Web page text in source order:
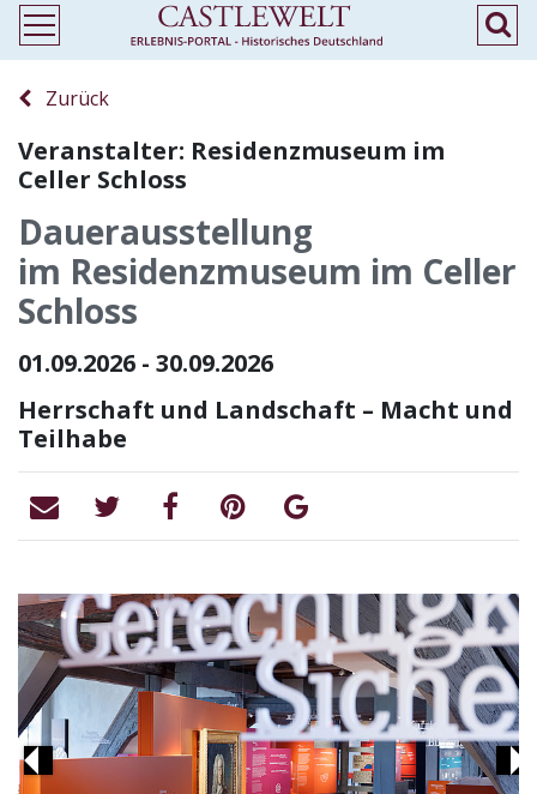
Zurück
Veranstalter: Residenzmuseum im
Celler Schloss
Dauerausstellung
im Residenzmuseum im Celler
Schloss
01.09.2026 - 30.09.2026
Herrschaft und Landschaft – Macht und
Teilhabe
Previous